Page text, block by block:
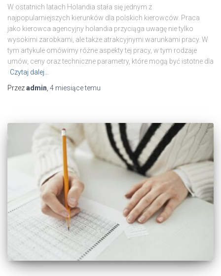
W ostatnich latach Holandia stała się jednym z
najpopularniejszych kierunków dla polskich kierowców. Praca
jako kierowca agencyjny holandia przyciąga uwagę nie tylko
wysokimi zarobkami, ale także atrakcyjnymi warunkami pracy. W
tym artykule omówimy różne aspekty tej pracy, w tym rodzaje
umów, ceny oraz techniczne parametry, które mogą być istotne dla
Czytaj dalej…
Przezadmin 4 miesiącetemu